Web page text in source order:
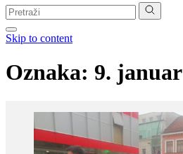
Pretraga:
Skip to content
Oznaka: 9. januar